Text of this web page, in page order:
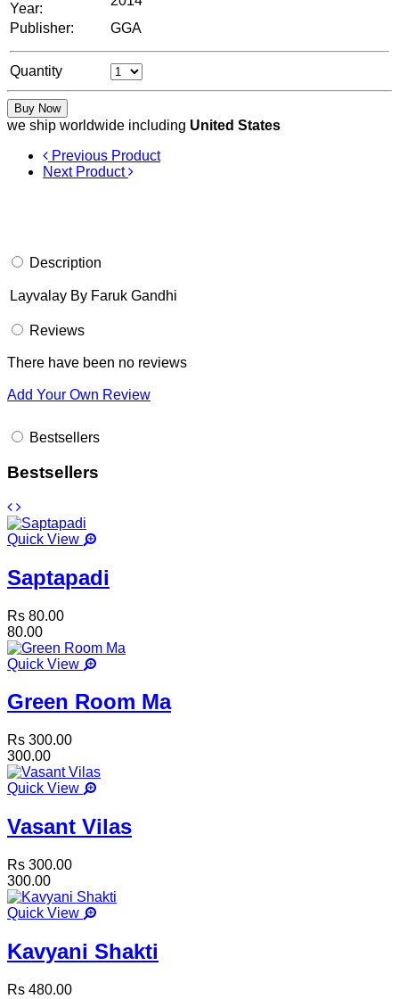
Year:
Publisher:
GGA
Quantity
Buy Now
we ship worldwide including United States
Previous Product
Next Product
Description
Layvalay By Faruk Gandhi
Reviews
There have been no reviews
Add Your Own Review
Bestsellers
Bestsellers
Quick View
Saptapadi
Rs 80.00
80.00
Quick View
Green Room Ma
Rs 300.00
300.00
Quick View
Vasant Vilas
Rs 300.00
300.00
Quick View
Kavyani Shakti
Rs 480.00